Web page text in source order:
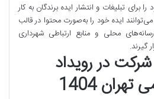
تبلیغات و انتشار ایده برندگان به کار
ایده خود را به‌صورت محتوا در قالب
محلی و منابع ارتباطی شهرداری
گیرند.
در رویداد
1404